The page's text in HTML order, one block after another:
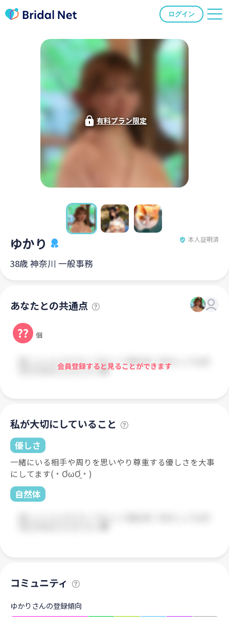
ログイン
有料プラン限定
ゆかり 本人証明済
38歳 神奈川 一般事務
あなたとの共通点
?? 個
会員登録すると見ることができます
私が大切にしていること
優しさ
一緒にいる相手や周りを思いやり尊重する優しさを大事
にしてます(﹡ƠωƠ֦﹡)‪‪
自然体
コミュニティ
ゆかりさんの登録傾向